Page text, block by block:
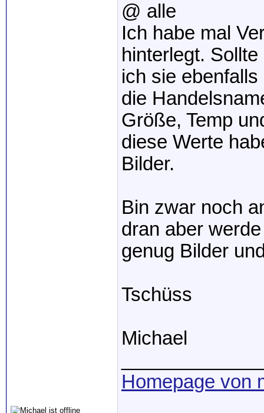
@ alle
Ich habe mal
hinterlegt.
ich sie
die
Größe, Temp
diese Werte
Bilder.
Bin zwar noch
dran aber
genug Bilder
Tschüss
Michael
Homepage von